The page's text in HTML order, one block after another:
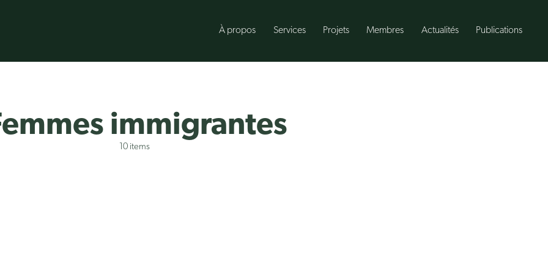
À propos Services Projets Membres Actualités Publications
immigrantes
10 items